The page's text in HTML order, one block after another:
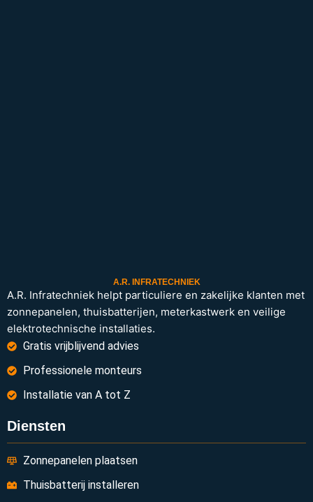
A.R. INFRATECHNIEK
A.R. Infratechniek helpt particuliere en zakelijke klanten met
zonnepanelen, thuisbatterijen, meterkastwerk en veilige
elektrotechnische installaties.
Gratis vrijblijvend advies
Professionele monteurs
Installatie van A tot Z
Diensten
Zonnepanelen plaatsen
Thuisbatterij installeren